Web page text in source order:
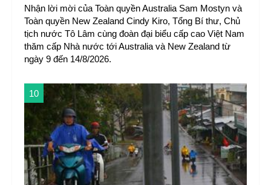
Nhận lời mời của Toàn quyền Australia Sam Mostyn và
Toàn quyền New Zealand Cindy Kiro, Tổng Bí thư, Chủ
tịch nước Tô Lâm cùng đoàn đại biểu cấp cao Việt Nam
thăm cấp Nhà nước tới Australia và New Zealand từ
ngày 9 đến 14/8/2026.
10